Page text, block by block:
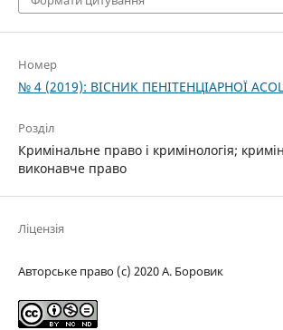
Номер
№ 4 (2019): ВІСНИК ПЕНІТЕНЦІАРНОЇ
Розділ
Кримінальне право і кримінологія;
виконавче право
Ліцензія
Авторське право (c) 2020 А. Боровик